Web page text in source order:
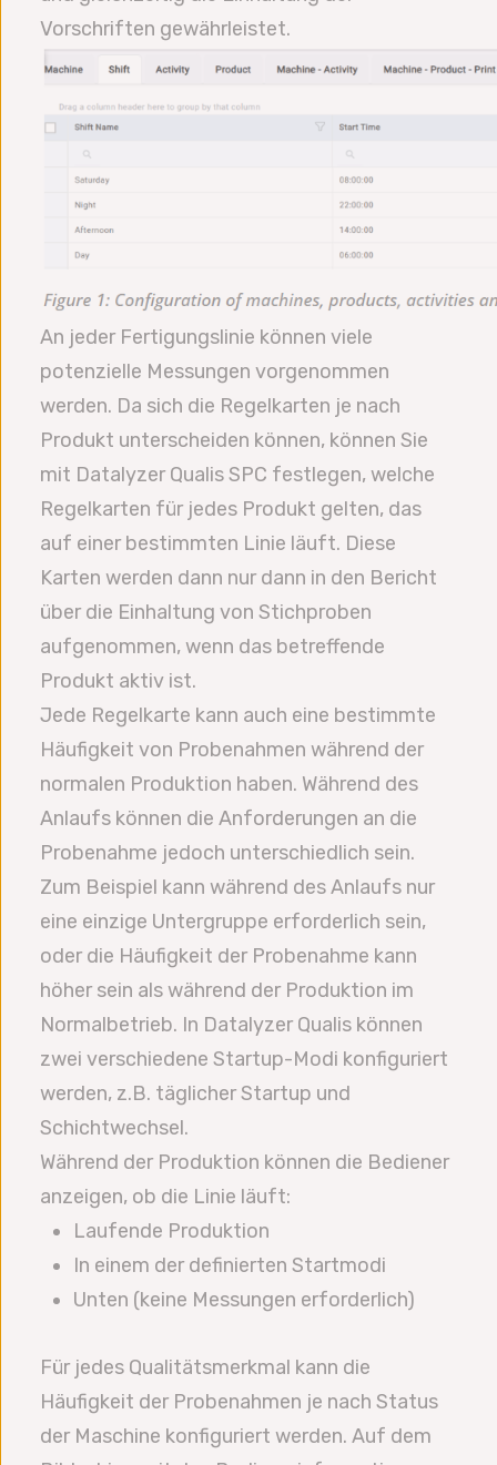
Vorschriften gewährleistet.
An jeder Fertigungslinie können viele
potenzielle Messungen vorgenommen
werden. Da sich die Regelkarten je nach
Produkt unterscheiden können, können Sie
mit Datalyzer Qualis SPC festlegen, welche
Regelkarten für jedes Produkt gelten, das
auf einer bestimmten Linie läuft. Diese
Karten werden dann nur dann in den Bericht
über die Einhaltung von Stichproben
aufgenommen, wenn das betreffende
Produkt aktiv ist.
Jede Regelkarte kann auch eine bestimmte
Häufigkeit von Probenahmen während der
normalen Produktion haben. Während des
Anlaufs können die Anforderungen an die
Probenahme jedoch unterschiedlich sein.
Zum Beispiel kann während des Anlaufs nur
eine einzige Untergruppe erforderlich sein,
oder die Häufigkeit der Probenahme kann
höher sein als während der Produktion im
Normalbetrieb. In Datalyzer Qualis können
zwei verschiedene Startup-Modi konfiguriert
werden, z.B. täglicher Startup und
Schichtwechsel.
Während der Produktion können die Bediener
anzeigen, ob die Linie läuft:
Laufende Produktion
In einem der definierten Startmodi
Unten (keine Messungen erforderlich)
Für jedes Qualitätsmerkmal kann die
Häufigkeit der Probenahmen je nach Status
der Maschine konfiguriert werden. Auf dem